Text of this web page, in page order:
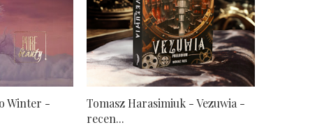
Winter -
Tomasz Harasimiuk - Vezuwia -
recen...